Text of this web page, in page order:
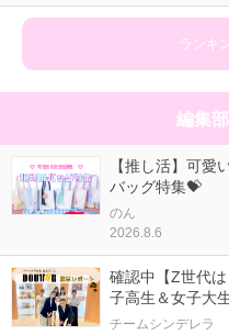
ランキ
編集
【推し活】可愛
バッグ特集💝
のん
2026.8.6
確認中【Z世代
子高生＆女子大
チームシンデレラ